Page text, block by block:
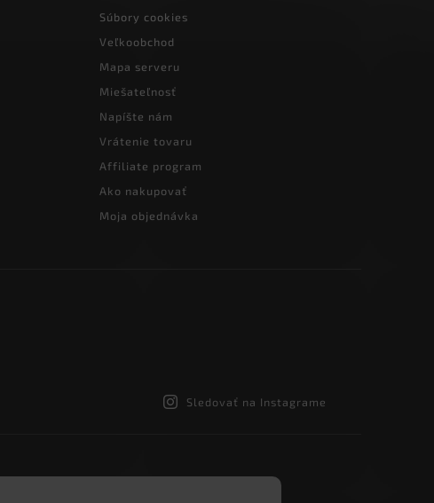
Súbory cookies
Veľkoobchod
Mapa serveru
Miešateľnosť
Napíšte nám
Vrátenie tovaru
Affiliate program
Ako nakupovať
Moja objednávka
Sledovať na Instagrame